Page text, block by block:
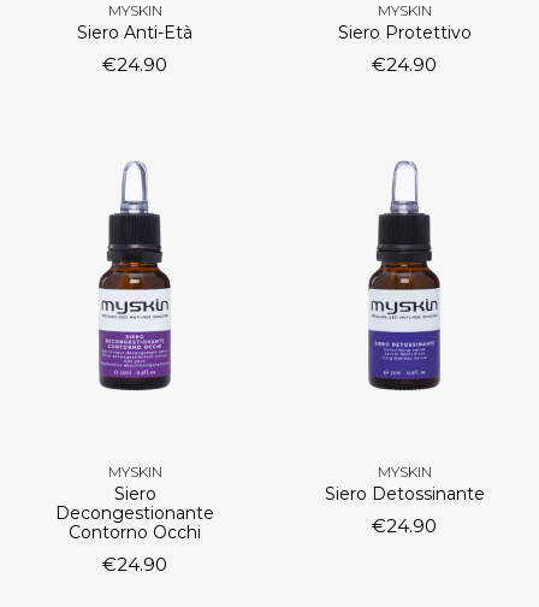
MYSKIN
Siero Anti-Età
€24.90
MYSKIN
Siero Protettivo
€24.90
MYSKIN
Siero
Decongestionante
Contorno Occhi
€24.90
MYSKIN
Siero Detossinante
€24.90